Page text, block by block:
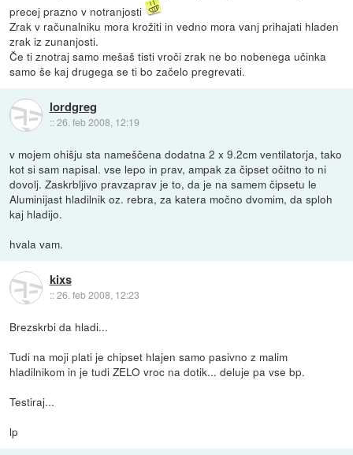
precej prazno v notranjosti
Zrak v računalniku mora krožiti in vedno mora vanj prihajati hladen
zrak iz zunanjosti.
Če ti znotraj samo mešaš tisti vroči zrak ne bo nobenega učinka
samo še kaj drugega se ti bo začelo pregrevati.
lordgreg
::26. feb 2008, 12:19
v mojem ohišju sta nameščena dodatna 2 x 9.2cm ventilatorja, tako
kot si sam napisal. vse lepo in prav, ampak za čipset očitno to ni
dovolj. Zaskrbljivo pravzaprav je to, da je na samem čipsetu le
Aluminijast hladilnik oz. rebra, za katera močno dvomim, da sploh
kaj hladijo.
hvala vam.
kixs
::26. feb 2008, 12:23
Brezskrbi da hladi...
Tudi na moji plati je chipset hlajen samo pasivno z malim
hladilnikom in je tudi ZELO vroc na dotik... deluje pa vse bp.
Testiraj...
lp